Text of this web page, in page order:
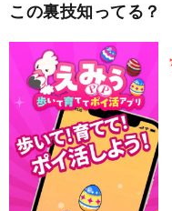
この裏技知ってる？